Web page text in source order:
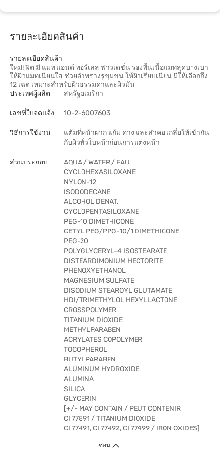
รายละเอียดสินค้า
รายละเอียดสินค้า
ใหม่! ฟิต มี แมท แอนด์ พอร์เลส ฟาวเดชั่น รองพื้นเนื้อแมทสุดบางเบา
ให้ผิวแมทเนียนใส ช่วยอำพรางรูขุมขน ให้ผิวเรียบเนียน มีให้เลือกถึง
12 เฉด เหมาะสำหรับผิวธรรมดาและผิวมัน
ประเทศผู้ผลิต
สหรัฐอเมริกา
เลขที่ใบจดแจ้ง 10-2-6007603
วิธีการใช้งาน
แต้มที่หน้าผาก แก้ม คาง และลำคอ เกลี่ยให้เข้ากัน
กับผิวทั่วใบหน้าก่อนการแต่งหน้า
ส่วนประกอบ
AQUA / WATER / EAU
CYCLOHEXASILOXANE
NYLON-12
ISODODECANE
ALCOHOL DENAT.
CYCLOPENTASILOXANE
PEG-10 DIMETHICONE
CETYL PEG/PPG-10/1 DIMETHICONE
PEG-20
POLYGLYCERYL-4 ISOSTEARATE
DISTEARDIMONIUM HECTORITE
PHENOXYETHANOL
MAGNESIUM SULFATE
DISODIUM STEAROYL GLUTAMATE
HDI/TRIMETHYLOL HEXYLLACTONE
CROSSPOLYMER
TITANIUM DIOXIDE
METHYLPARABEN
ACRYLATES COPOLYMER
TOCOPHEROL
BUTYLPARABEN
ALUMINUM HYDROXIDE
ALUMINA
SILICA
GLYCERIN
[+/- MAY CONTAIN / PEUT CONTENIR
CI 77891 / TITANIUM DIOXIDE
CI 77491, CI 77492, CI 77499 / IRON OXIDES]
ซ่อน